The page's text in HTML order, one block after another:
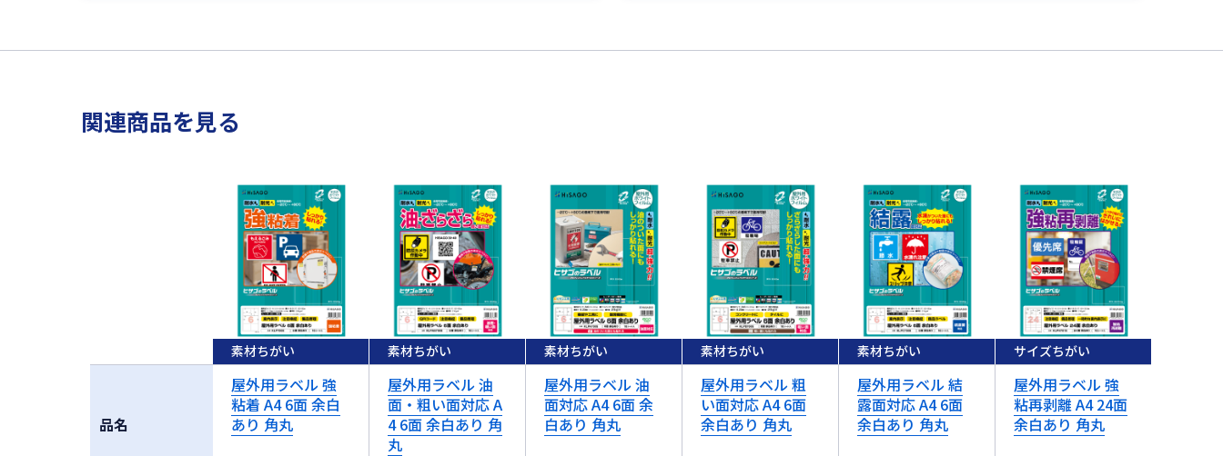
関連商品を見る
品名
素材ちがい
屋外用ラベル 強
粘着 A4 6面 余白
あり 角丸
素材ちがい
屋外用ラベル 油
面・粗い面対応 A
4 6面 余白あり 角
丸
素材ちがい
屋外用ラベル 油
面対応 A4 6面 余
白あり 角丸
素材ちがい
屋外用ラベル 粗
い面対応 A4 6面
余白あり 角丸
素材ちがい
屋外用ラベル 結
露面対応 A4 6面
余白あり 角丸
サイズちがい
屋外用ラベル 強
粘再剥離 A4 24面
余白あり 角丸